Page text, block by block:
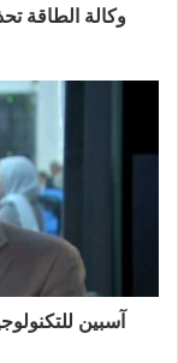
وكالة الطاقة
آسبين